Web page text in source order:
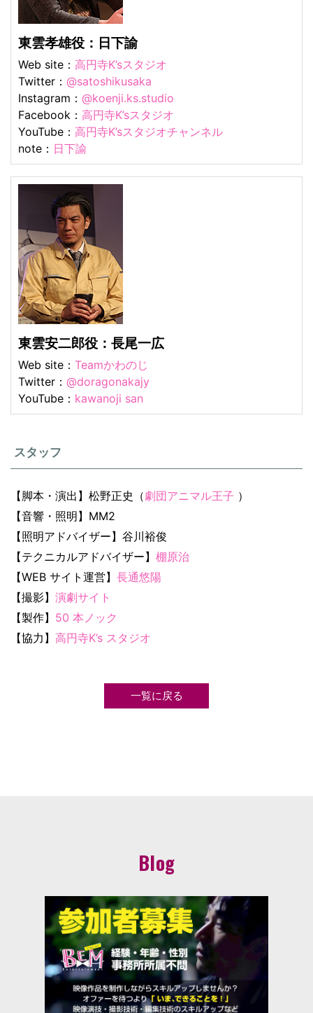
東雲孝雄役：日下諭
Web site： 高円寺K’sスタジオ
Twitter： @satoshikusaka
Instagram： @koenji.ks.studio
Facebook： 高円寺K’sスタジオ
YouTube： 高円寺K’sスタジオチャンネル
note： 日下諭
東雲安二郎役：長尾一広
Web site： Teamかわのじ
Twitter： @doragonakajy
YouTube： kawanoji san
スタッフ
【脚本・演出】松野正史（劇団アニマル王子 ）
【音響・照明】MM2
【照明アドバイザー】谷川裕俊
【テクニカルアドバイザー】 棚原治
【WEB サイト運営】 長通悠陽
【撮影】 演劇サイト
【製作】 50 本ノック
【協力】 高円寺K’s スタジオ
一覧に戻る
Blog